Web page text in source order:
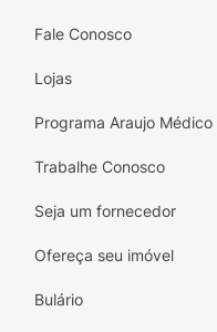
Fale Conosco
Lojas
Programa Araujo Médico
Trabalhe Conosco
Seja um fornecedor
Ofereça seu imóvel
Bulário